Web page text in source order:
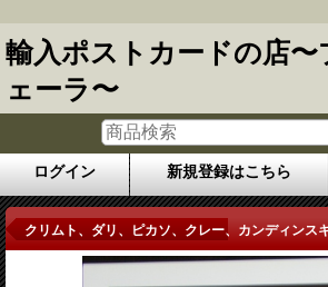
輸入ポストカードの店〜
ェーラ〜
ログイン 新規登録はこちら
商品詳細
クリムト、ダリ、ピカソ、クレー、カンディンス